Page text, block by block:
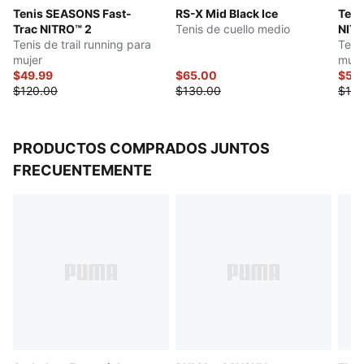
Capellada en tejido de malla de alta tecnología
Entresuela PROFOAM, de goma EVA
Altura de la suela: 34mm (talón) / 28mm (punta)
Drop de talón a punta: 8mm
Producto recomendado para pies con pronación
Tenis SEASONS Fast-
Trac NITRO™ 2
Tenis de trail running para
mujer
$49.99
$120.00
RS-X Mid Black Ice
Tenis de cuello medio
$65.00
$130.00
PRODUCTOS COMPRADOS JUNTOS
FRECUENTEMENTE